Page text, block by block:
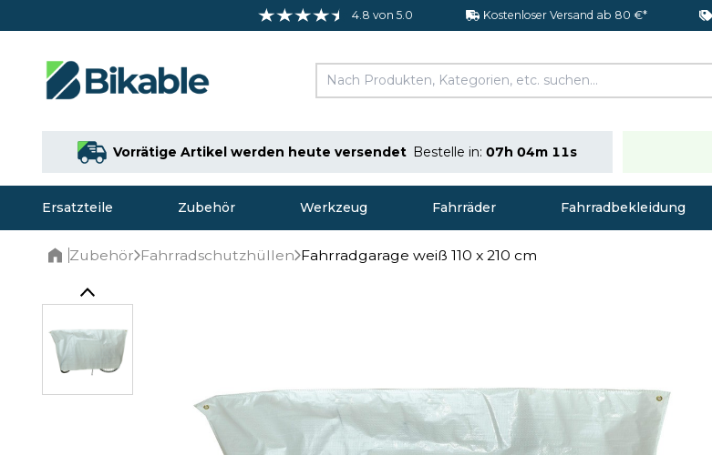
4.8 von 5.0 Kostenloser Versand ab 80 €*
Vorrätige Artikel werden heute versendet Bestelle in:07h 04m 10s
Ersatzteile Zubehör Werkzeug Fahrräder Fahrradbekleidung
Zubehör Fahrradschutzhüllen Fahrradgarage weiß 110 x 210 cm